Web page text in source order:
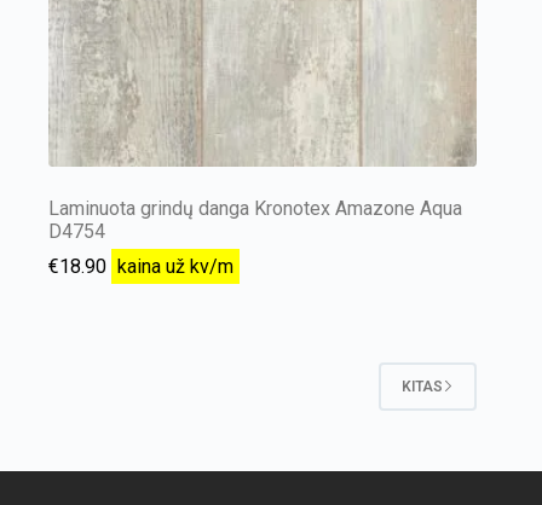
Laminuota grindų danga Kronotex Amazone Aqua
D4754
€18.90 kaina už kv/m
KITAS